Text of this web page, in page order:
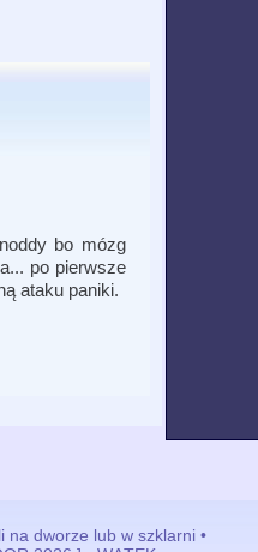
bo mózg
po pierwsze
ataku paniki.
na dworze lub w szklarni •